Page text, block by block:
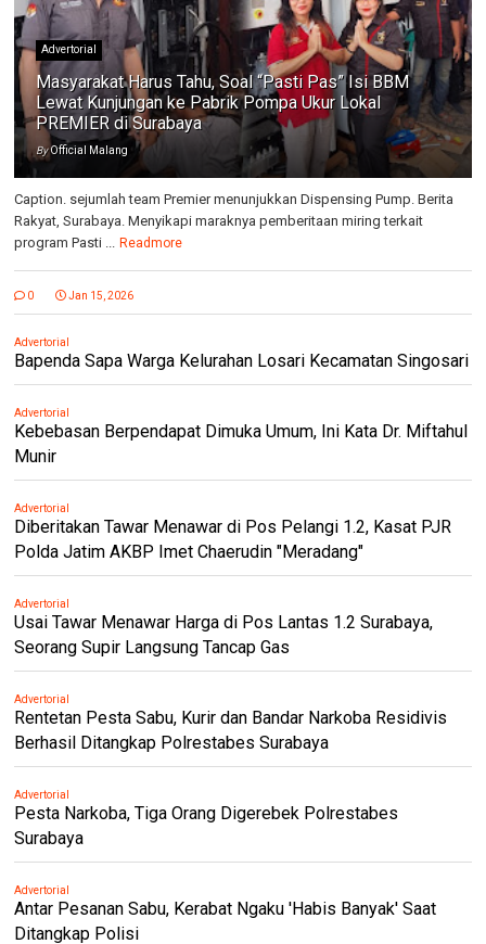
Advertorial
Masyarakat Harus Tahu, Soal “Pasti Pas” Isi BBM
Lewat Kunjungan ke Pabrik Pompa Ukur Lokal
PREMIER di Surabaya
ByOfficial Malang
Caption. sejumlah team Premier menunjukkan Dispensing Pump. Berita
Rakyat, Surabaya. Menyikapi maraknya pemberitaan miring terkait
program Pasti ...
Readmore
0 Jan 15, 2026
Advertorial
Bapenda Sapa Warga Kelurahan Losari Kecamatan Singosari
Advertorial
Kebebasan Berpendapat Dimuka Umum, Ini Kata Dr. Miftahul
Munir
Advertorial
Diberitakan Tawar Menawar di Pos Pelangi 1.2, Kasat PJR
Polda Jatim AKBP Imet Chaerudin "Meradang"
Advertorial
Usai Tawar Menawar Harga di Pos Lantas 1.2 Surabaya,
Seorang Supir Langsung Tancap Gas
Advertorial
Rentetan Pesta Sabu, Kurir dan Bandar Narkoba Residivis
Berhasil Ditangkap Polrestabes Surabaya
Advertorial
Pesta Narkoba, Tiga Orang Digerebek Polrestabes
Surabaya
Advertorial
Antar Pesanan Sabu, Kerabat Ngaku 'Habis Banyak' Saat
Ditangkap Polisi